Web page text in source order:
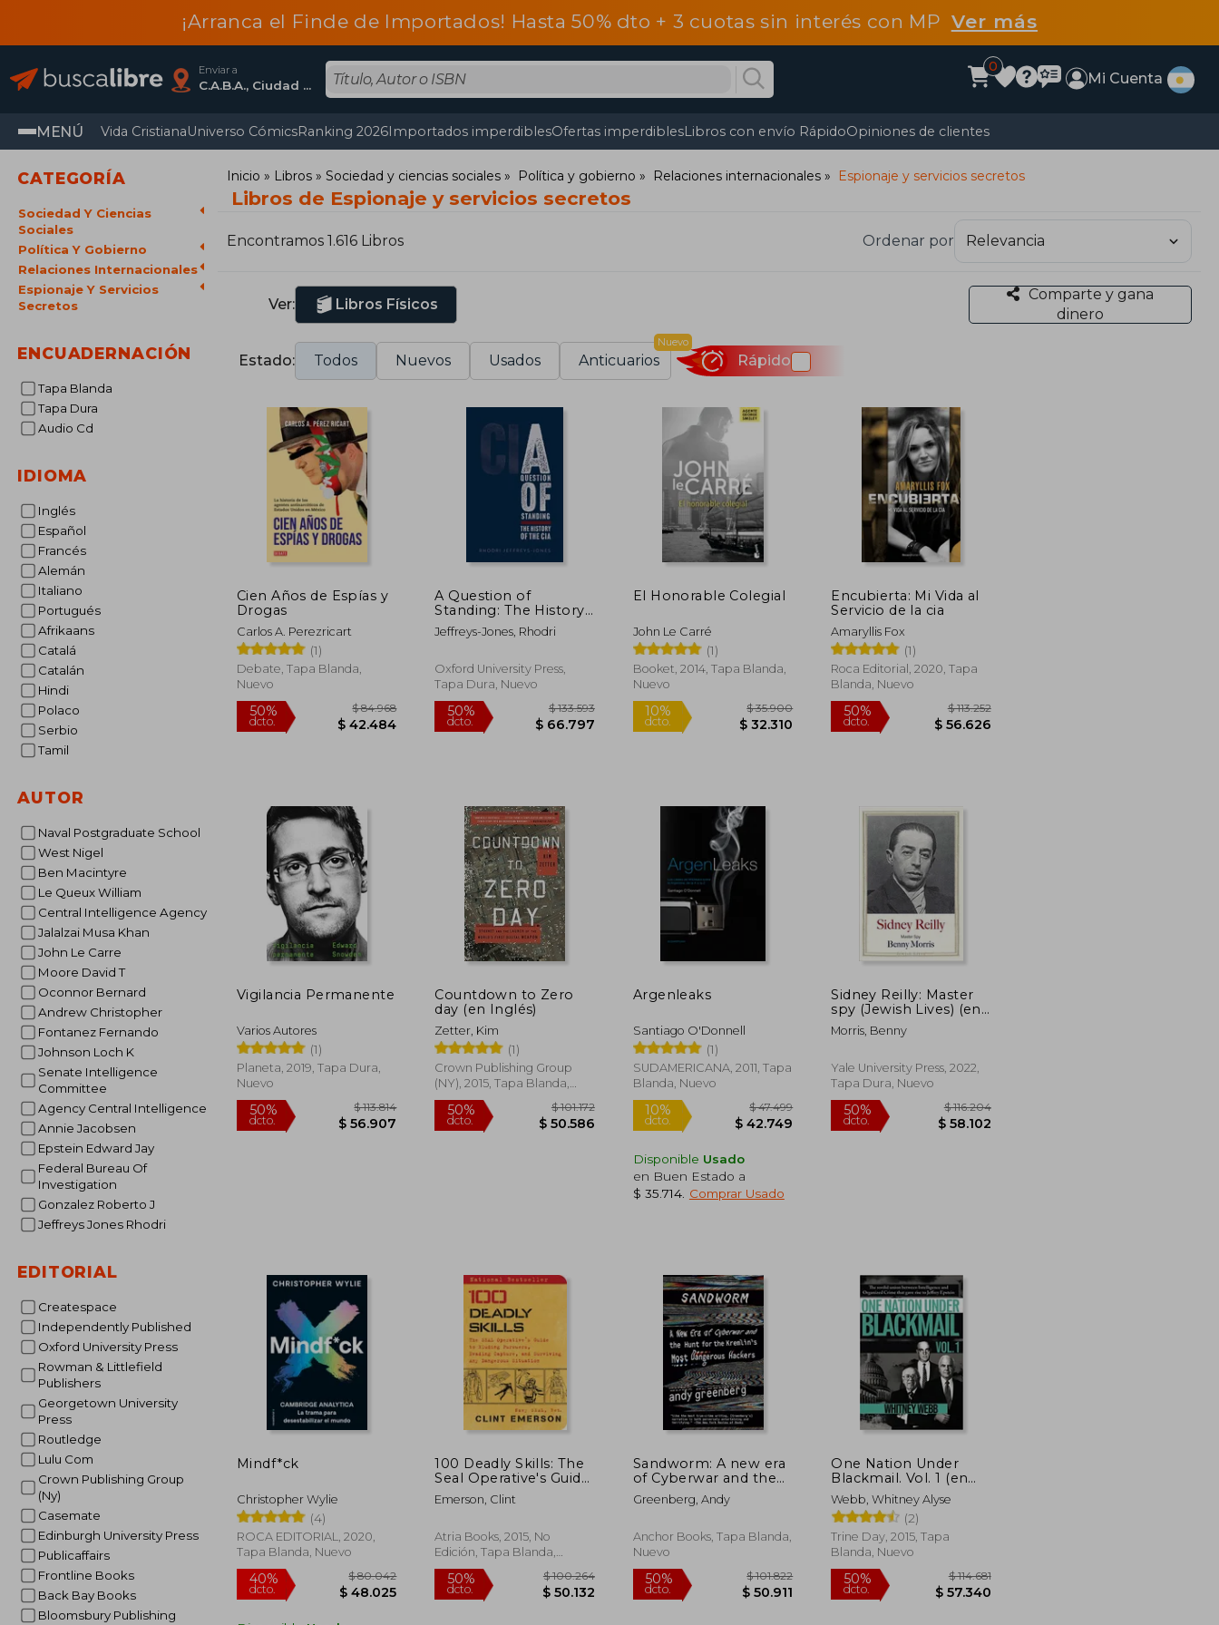
¡Arranca el Finde de Importados! Hasta 50% dto + 3 cuotas sin interés con MP Ver más
Enviar a
C.A.B.A., Ciudad Autónoma De Buenos Aires
0
Mi Cuenta
MENÚ Vida CristianaUniverso CómicsRanking 2026Importados imperdiblesOfertas imperdiblesLibros con envío RápidoOpiniones de clientes
CATEGORÍA
Sociedad Y Ciencias
Sociales
Política Y Gobierno
Relaciones Internacionales
Espionaje Y Servicios
Secretos
ENCUADERNACIÓN
Tapa Blanda
Tapa Dura
Audio Cd
IDIOMA
Inglés
Español
Francés
Alemán
Italiano
Portugués
Afrikaans
Catalá
Catalán
Hindi
Polaco
Serbio
Tamil
AUTOR
Naval Postgraduate School
West Nigel
Ben Macintyre
Le Queux William
Central Intelligence Agency
Jalalzai Musa Khan
John Le Carre
Moore David T
Oconnor Bernard
Andrew Christopher
Fontanez Fernando
Johnson Loch K
Senate Intelligence
Committee
Agency Central Intelligence
Annie Jacobsen
Epstein Edward Jay
Federal Bureau Of
Investigation
Gonzalez Roberto J
Jeffreys Jones Rhodri
EDITORIAL
Createspace
Independently Published
Oxford University Press
Rowman & Littlefield
Publishers
Georgetown University
Press
Routledge
Lulu Com
Crown Publishing Group
(Ny)
Casemate
Edinburgh University Press
Publicaffairs
Frontline Books
Back Bay Books
Bloomsbury Publishing
Inicio Libros Sociedad y ciencias sociales Política y gobierno Relaciones internacionales Espionaje y servicios secretos
Libros de Espionaje y servicios secretos
Encontramos 1.616 Libros Ordenar por
Ver: Libros Físicos
Comparte y gana
dinero
Estado: Todos Nuevos Usados Anticuarios
Nuevo
Rápido
Cien Años de Espías y
Drogas
Carlos A. Perezricart
(1)
Debate, Tapa Blanda,
Nuevo
A Question of
Standing: The History
of the cia (en Inglés)
Jeffreys-Jones, Rhodri
Oxford University Press,
Tapa Dura, Nuevo
$ 66.797
El Honorable Colegial
John Le Carré
(1)
Booket, 2014, Tapa Blanda,
Nuevo
$ 32.310
Encubierta: Mi Vida al
Servicio de la cia
Amaryllis Fox
(1)
Roca Editorial, 2020, Tapa
Blanda, Nuevo
Vigilancia Permanente
Varios Autores
(1)
Planeta, 2019, Tapa Dura,
Nuevo
Countdown to Zero
day (en Inglés)
Zetter, Kim
(1)
Crown Publishing Group
(NY), 2015, Tapa Blanda,
Nuevo
Argenleaks
Santiago O'Donnell
(1)
SUDAMERICANA, 2011, Tapa
Blanda, Nuevo
Disponible Usado
en Buen Estado a
$ 35.714. Comprar Usado
Sidney Reilly: Master
spy (Jewish Lives) (en
Inglés)
Morris, Benny
Yale University Press, 2022,
Tapa Dura, Nuevo
Mindf*ck
Christopher Wylie
(4)
ROCA EDITORIAL, 2020,
Tapa Blanda, Nuevo
100 Deadly Skills: The
Seal Operative's Guide
to Eluding Pursuers,
Evading Capture, and
Dangerous Situation
(en Inglés)
Emerson, Clint
Atria Books, 2015, No
Edición, Tapa Blanda,
Nuevo
Sandworm: A new era
of Cyberwar and the
Hunt for the Kremlin's
Most Dangerous
Greenberg, Andy
Anchor Books, Tapa Blanda,
Nuevo
One Nation Under
Blackmail. Vol. 1 (en
Inglés)
Webb, Whitney Alyse
(2)
Trine Day, 2015, Tapa
Blanda, Nuevo